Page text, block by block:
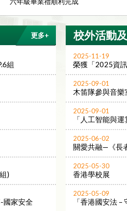
25-26年度 第三學期頒獎禮
組
)
國家安全
更多+ 校外活動
2025-11-19
榮獲「2025資
2025-09-01
木笛隊參與音樂
2025-09-01
「人工智能與
2025-06-02
關愛共融—《長
2025-05-30
香港學校展
2025-05-09
「香港國安法